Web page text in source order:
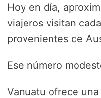
Hoy en día,
viajeros visitan
provenientes de
Ese número
Vanuatu ofrece